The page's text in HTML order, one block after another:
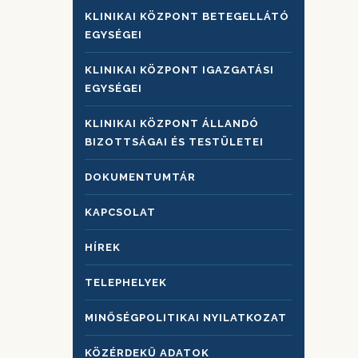
KLINIKAI KÖZPONT BETEGELLÁTÓ
EGYSÉGEI
KLINIKAI KÖZPONT IGAZGATÁSI
EGYSÉGEI
KLINIKAI KÖZPONT ÁLLANDÓ
BIZOTTSÁGAI ÉS TESTÜLETEI
DOKUMENTUMTÁR
KAPCSOLAT
HÍREK
TELEPHELYEK
MINŐSÉGPOLITIKAI NYILATKOZAT
KÖZÉRDEKŰ ADATOK